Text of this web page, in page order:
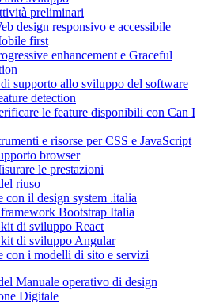
preliminari
design responsivo e accessibile
first
enhancement e Graceful
supporto allo sviluppo del software
detection
le feature disponibili con Can I
e risorse per CSS e JavaScript
browser
le prestazioni
riuso
con il design system .italia
Bootstrap Italia
di sviluppo React
di sviluppo Angular
con i modelli di sito e servizi
Manuale operativo di design